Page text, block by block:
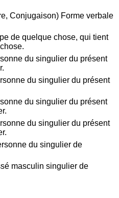
Conjugaison) Forme verbale
de quelque chose, qui tient
du singulier du présent
du singulier du présent
du singulier du présent
du singulier du présent
du singulier de
masculin singulier de